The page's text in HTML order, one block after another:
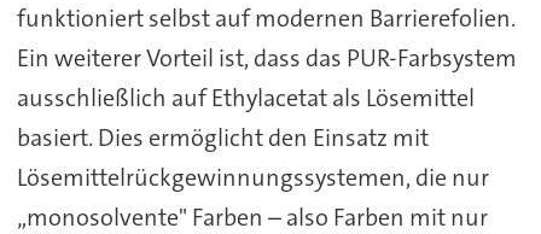
funktioniert selbst auf modernen Barrierefolien.
Ein weiterer Vorteil ist, dass das PUR-Farbsystem
ausschließlich auf Ethylacetat als Lösemittel
basiert. Dies ermöglicht den Einsatz mit
Lösemittelrückgewinnungssystemen, die nur
„monosolvente" Farben – also Farben mit nur